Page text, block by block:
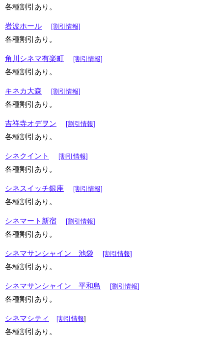
各種割引あり。
岩波ホール [割引情報]
各種割引あり。
角川シネマ有楽町 [割引情報]
各種割引あり。
キネカ大森 [割引情報]
各種割引あり。
吉祥寺オデヲン [割引情報]
各種割引あり。
シネクイント [割引情報]
各種割引あり。
シネスイッチ銀座 [割引情報]
各種割引あり。
シネマート新宿 [割引情報]
各種割引あり。
シネマサンシャイン 池袋 [割引情報]
各種割引あり。
シネマサンシャイン 平和島 [割引情報]
各種割引あり。
シネマシティ [割引情報]
各種割引あり。